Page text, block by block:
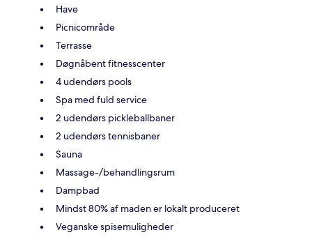
Have
Picnicområde
Terrasse
Døgnåbent fitnesscenter
4 udendørs pools
Spa med fuld service
2 udendørs pickleballbaner
2 udendørs tennisbaner
Sauna
Massage-/behandlingsrum
Dampbad
Mindst 80% af maden er lokalt produceret
Veganske spisemuligheder